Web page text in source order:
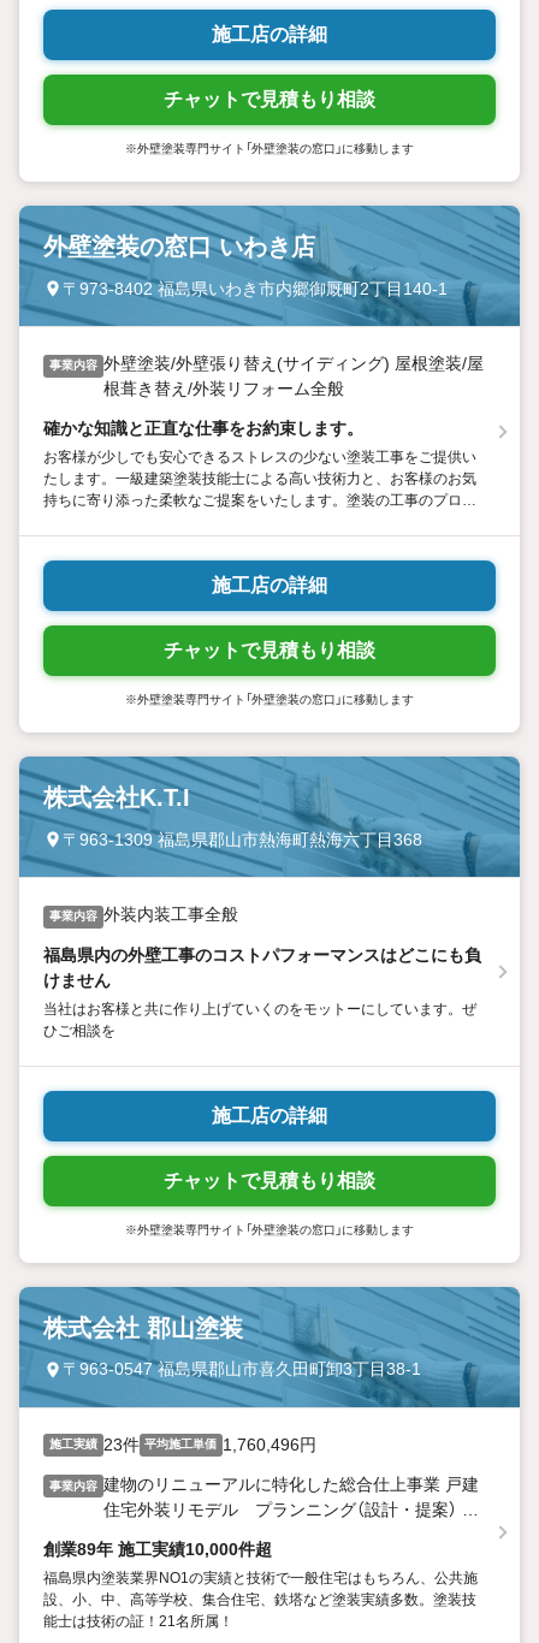
施工店の詳細
チャットで見積もり相談
※外壁塗装専門サイト「外壁塗装の窓口」に移動します
外壁塗装の窓口 いわき店
〒973-8402 福島県いわき市内郷御厩町2丁目140-1
事業内容 外壁塗装/外壁張り替え(サイディング) 屋根塗装/屋
根葺き替え/外装リフォーム全般
確かな知識と正直な仕事をお約束します。
お客様が少しでも安心できるストレスの少ない塗装工事をご提供い
たします。一級建築塗装技能士による高い技術力と、お客様のお気
持ちに寄り添った柔軟なご提案をいたします。塗装の工事のプロが
施工店の詳細
チャットで見積もり相談
※外壁塗装専門サイト「外壁塗装の窓口」に移動します
株式会社K.T.I
〒963-1309 福島県郡山市熱海町熱海六丁目368
事業内容 外装内装工事全般
福島県内の外壁工事のコストパフォーマンスはどこにも負
けません
当社はお客様と共に作り上げていくのをモットーにしています。ぜ
ひご相談を
施工店の詳細
チャットで見積もり相談
※外壁塗装専門サイト「外壁塗装の窓口」に移動します
株式会社 郡山塗装
〒963-0547 福島県郡山市喜久田町卸3丁目38-1
施工実績 23件 平均施工単価 1,760,496円
事業内容 建物のリニューアルに特化した総合仕上事業 戸建
住宅外装リモデル プランニング（設計・提案） 戸
計・提案） カラーシミュレーションサービス（色彩
設定・提案） 建築・土木構造物に係わる塗装工事
全般 外壁総合改修工事（防水、左官、足場組立等）
創業89年 施工実績10,000件超
福島県内塗装業界NO1の実績と技術で一般住宅はもちろん、公共施
設、小、中、高等学校、集合住宅、鉄塔など塗装実績多数。塗装技
能士は技術の証！21名所属！